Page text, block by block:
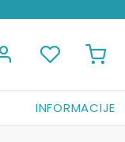
INFORMACIJE